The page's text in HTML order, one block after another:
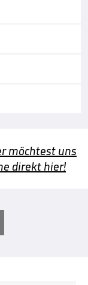
möchtest uns
direkt hier!